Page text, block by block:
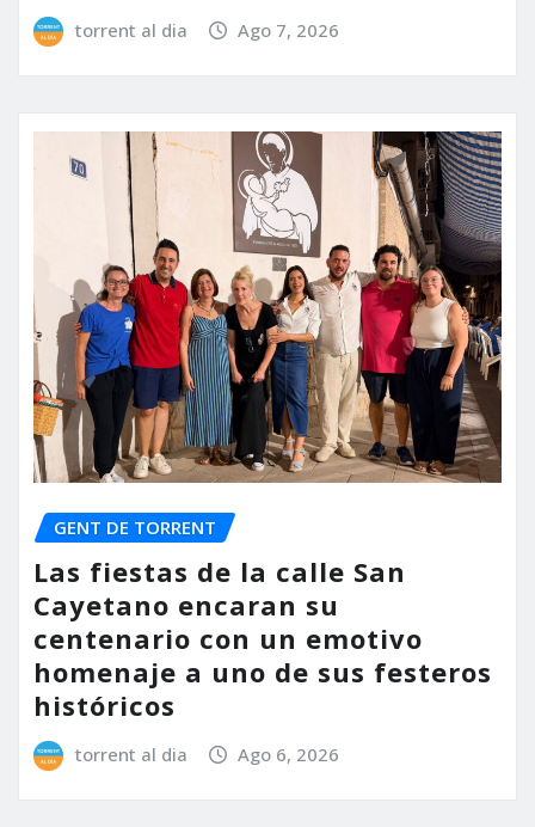
torrent al dia Ago 7, 2026
GENT DE TORRENT
Las fiestas de la calle San
Cayetano encaran su
centenario con un emotivo
homenaje a uno de sus festeros
históricos
torrent al dia Ago 6, 2026